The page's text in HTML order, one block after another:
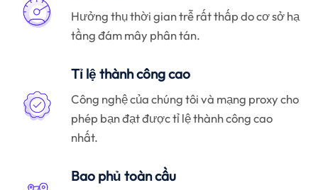
Hưởng thụ thời gian trễ rất thấp do cơ sở hạ
tầng đám mây phân tán.
Tỉ lệ thành công cao
Công nghệ của chúng tôi và mạng proxy cho
phép bạn đạt được tỉ lệ thành công cao
nhất.
Bao phủ toàn cầu